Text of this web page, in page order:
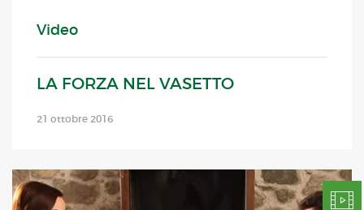
Video
LA FORZA NEL VASETTO
21 ottobre 2016